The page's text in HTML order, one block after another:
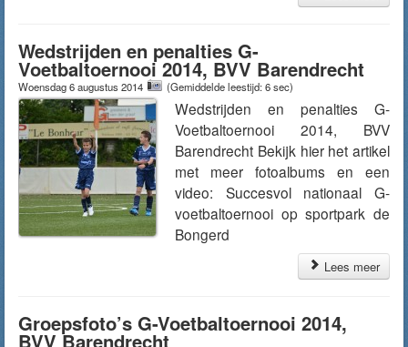
Wedstrijden en penalties G-
Voetbaltoernooi 2014, BVV Barendrecht
Woensdag 6 augustus 2014 (Gemiddelde leestijd: 6 sec)
Wedstrijden en penalties G-
Voetbaltoernooi 2014, BVV
Barendrecht Bekijk hier het artikel
met meer fotoalbums en een
video: Succesvol nationaal G-
voetbaltoernooi op sportpark de
Bongerd
Lees meer
Groepsfoto’s G-Voetbaltoernooi 2014,
BVV Barendrecht